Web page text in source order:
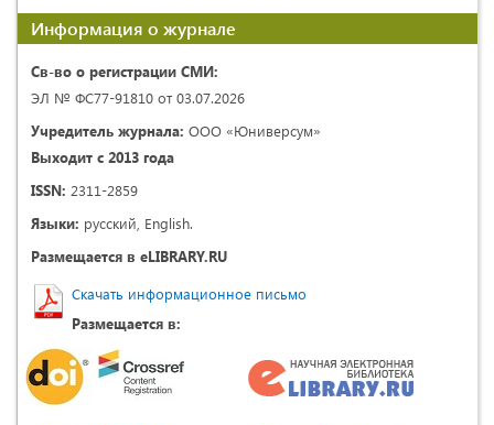
Информация о журнале
Св-во о регистрации СМИ:
ЭЛ № ФС77-91810 от 03.07.2026
Учредитель журнала: ООО «Юниверсум»
Выходит с 2013 года
ISSN: 2311-2859
Языки: русский, English.
Размещается в eLIBRARY.RU
Скачать информационное письмо
Размещается в: